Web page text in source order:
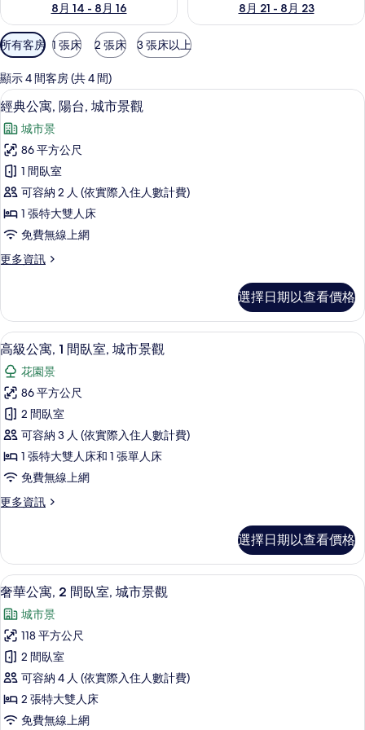
8月 14 - 8月 16 8月 21 - 8月 23
可
用
的
客
房
篩
選
條
件
所有客房 1 張床 2 張床 3 張床以上
顯示 4 間客房 (共 4 間)
顯
示
經
典
公
寓,
陽
城
景
觀
的
所
有
相
片
埃及棉床單、高級寢具、Select
19
經典公寓, 陽台, 城市景觀
城市景
86 平方公尺
1 間臥室
可容納 2 人 (依實際入住人數計費)
1 張特大雙人床
免費無線上網
更多資訊
更
公
寓,
陽
台,
城
市
景
觀
的
詳
情
選擇日期以查看價格
顯
示
高
級
公
寓,
1
間
臥
城
市
景
觀
的
所
有
相
片
埃及棉床單、高級寢具、Select
9
高級公寓, 1 間臥室, 城市景觀
花園景
86 平方公尺
2 間臥室
可容納 3 人 (依實際入住人數計費)
1 張特大雙人床和 1 張單人床
免費無線上網
更多資訊
更
公
寓,
1
臥
室,
城
市
景
觀
的
詳
選擇日期以查看價格
顯
示
奢
華
公
寓,
2
奢華公寓, 2 間臥室, 城市景觀 | 城市景
12
奢華公寓, 2 間臥室, 城市景觀
城市景
118 平方公尺
2 間臥室
可容納 4 人 (依實際入住人數計費)
2 張特大雙人床
免費無線上網